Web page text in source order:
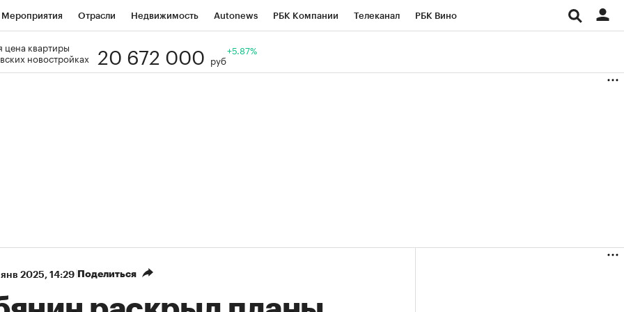
Мероприятия Отрасли Недвижимость Autonews РБК Компании Телеканал РБК Вино
Визионеры
цена квартиры
новостройках
20 672 000 руб
+5.87%
2025, 14:29 Поделиться